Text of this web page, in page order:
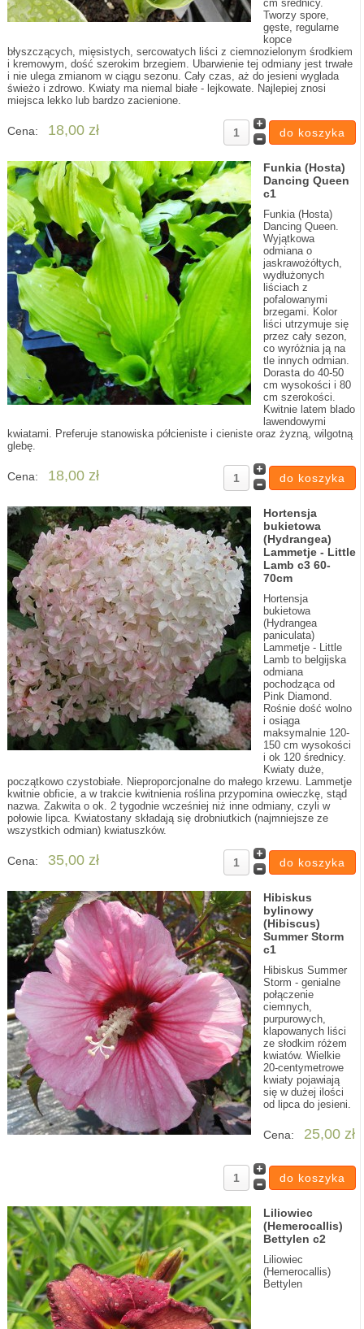
cm średnicy.
Tworzy spore,
gęste, regularne
kopce
błyszczących, mięsistych, sercowatych liści z ciemnozielonym środkiem
i kremowym, dość szerokim brzegiem. Ubarwienie tej odmiany jest trwałe
i nie ulega zmianom w ciągu sezonu. Cały czas, aż do jesieni wyglada
świeżo i zdrowo. Kwiaty ma niemal białe - lejkowate. Najlepiej znosi
miejsca lekko lub bardzo zacienione.
Cena: 18,00 zł
Funkia (Hosta)
Dancing Queen
c1
Funkia (Hosta)
Dancing Queen.
Wyjątkowa
odmiana o
jaskrawożółtych,
wydłużonych
liściach z
pofalowanymi
brzegami. Kolor
liści utrzymuje się
przez cały sezon,
co wyróżnia ją na
tle innych odmian.
Dorasta do 40-50
cm wysokości i 80
cm szerokości.
Kwitnie latem blado
lawendowymi
kwiatami. Preferuje stanowiska półcieniste i cieniste oraz żyzną, wilgotną
glebę.
Cena: 18,00 zł
Hortensja
bukietowa
(Hydrangea)
Lammetje - Little
Lamb c3 60-
70cm
Hortensja
bukietowa
(Hydrangea
paniculata)
Lammetje - Little
Lamb to belgijska
odmiana
pochodząca od
Pink Diamond.
Rośnie dość wolno
i osiąga
maksymalnie 120-
150 cm wysokości
i ok 120 średnicy.
Kwiaty duże,
początkowo czystobiałe. Nieproporcjonalne do małego krzewu. Lammetje
kwitnie obficie, a w trakcie kwitnienia roślina przypomina owieczkę, stąd
nazwa. Zakwita o ok. 2 tygodnie wcześniej niż inne odmiany, czyli w
połowie lipca. Kwiatostany składają się drobniutkich (najmniejsze ze
wszystkich odmian) kwiatuszków.
Cena: 35,00 zł
Hibiskus
bylinowy
(Hibiscus)
Summer Storm
c1
Hibiskus Summer
Storm - genialne
połączenie
ciemnych,
purpurowych,
klapowanych liści
ze słodkim różem
kwiatów. Wielkie
20-centymetrowe
kwiaty pojawiają
się w dużej ilości
od lipca do jesieni.
Cena: 25,00 zł
Liliowiec
(Hemerocallis)
Bettylen c2
Liliowiec
(Hemerocallis)
Bettylen